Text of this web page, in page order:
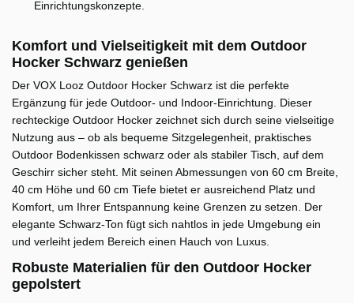
Einrichtungskonzepte.
Komfort und Vielseitigkeit mit dem Outdoor
Hocker Schwarz genießen
Der VOX Looz Outdoor Hocker Schwarz ist die perfekte
Ergänzung für jede Outdoor- und Indoor-Einrichtung. Dieser
rechteckige Outdoor Hocker zeichnet sich durch seine vielseitige
Nutzung aus – ob als bequeme Sitzgelegenheit, praktisches
Outdoor Bodenkissen schwarz oder als stabiler Tisch, auf dem
Geschirr sicher steht. Mit seinen Abmessungen von 60 cm Breite,
40 cm Höhe und 60 cm Tiefe bietet er ausreichend Platz und
Komfort, um Ihrer Entspannung keine Grenzen zu setzen. Der
elegante Schwarz-Ton fügt sich nahtlos in jede Umgebung ein
und verleiht jedem Bereich einen Hauch von Luxus.
Robuste Materialien für den Outdoor Hocker
gepolstert